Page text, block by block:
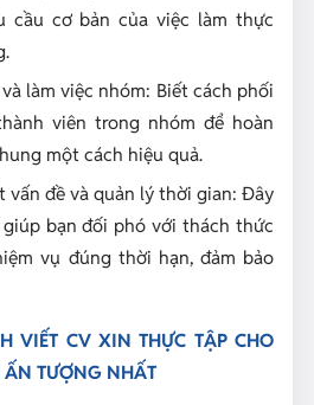
cầu cơ bản của việc làm thực
làm việc nhóm: Biết cách phối
viên trong nhóm để hoàn
một cách hiệu quả.
vấn đề và quản lý thời gian: Đây
bạn đối phó với thách thức
vụ đúng thời hạn, đảm bảo
VIẾT CV XIN THỰC TẬP CHO
TƯỢNG NHẤT